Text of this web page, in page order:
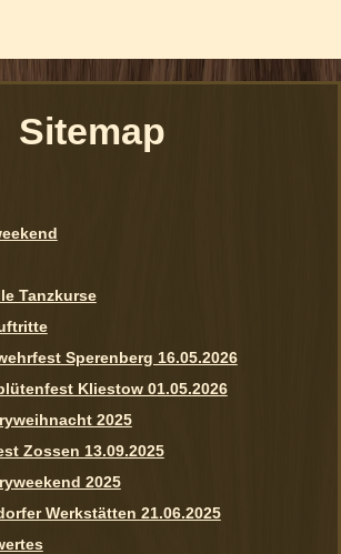
Sitemap
Tanzkurse
Sperenberg 16.05.2026
Kliestow 01.05.2026
2025
Zossen 13.09.2025
2025
Werkstätten 21.06.2025